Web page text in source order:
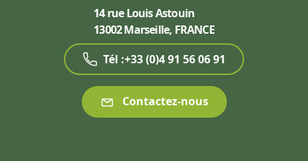
14 rue Louis Astouin
13002 Marseille, FRANCE
Tél :+33 (0)4 91 56 06 91
Contactez-nous